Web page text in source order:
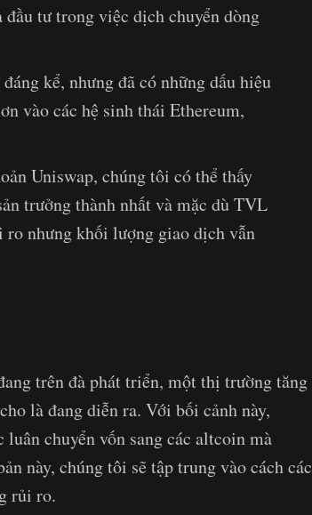
đầu tư trong việc dịch chuyển dòng
kể, nhưng đã có những dấu hiệu
vào các hệ sinh thái Ethereum,
Uniswap, chúng tôi có thể thấy
trưởng thành nhất và mặc dù TVL
ro nhưng khối lượng giao dịch vẫn
trên đà phát triển, một thị trường tăng
là đang diễn ra. Với bối cảnh này,
chuyển vốn sang các altcoin mà
này, chúng tôi sẽ tập trung vào cách các
rủi ro.